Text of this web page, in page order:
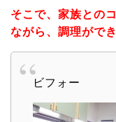
そこで、家族との
ながら、調理がで
ビフォー